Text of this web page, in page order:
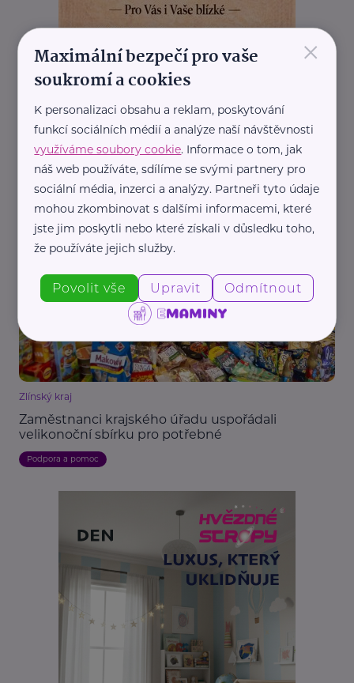
Související články
Zlínský kraj
Zaměstnanci krajského úřadu uspořádali
velikonoční sbírku pro potřebné
Podpora a pomoc
×
Maximální bezpečí pro vaše
soukromí a cookies
K personalizaci obsahu a reklam, poskytování
funkcí sociálních médií a analýze naší návštěvnosti
využíváme soubory cookie. Informace o tom, jak
náš web používáte, sdílíme se svými partnery pro
sociální média, inzerci a analýzy. Partneři tyto údaje
mohou zkombinovat s dalšími informacemi, které
jste jim poskytli nebo které získali v důsledku toho,
že používáte jejich služby.
Povolit vše Upravit Odmítnout